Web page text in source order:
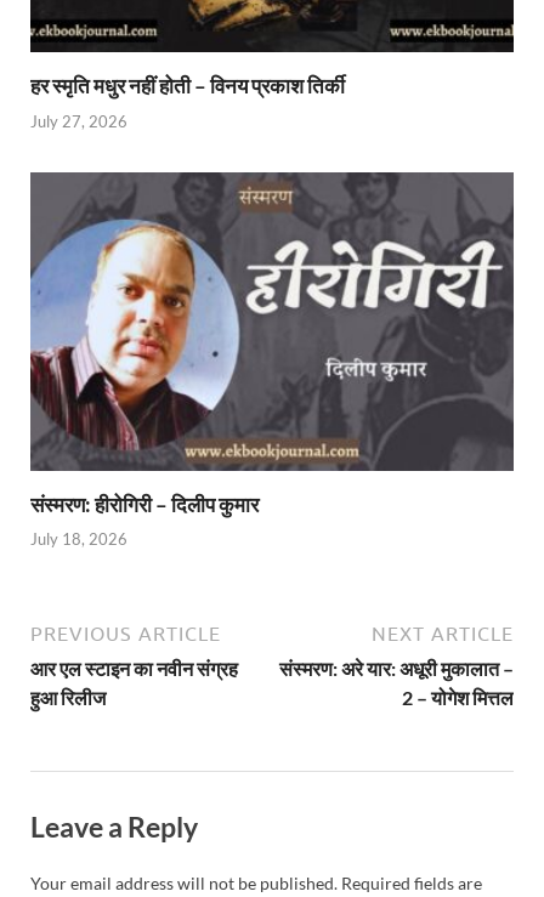
हर स्मृति मधुर नहीं होती – विनय प्रकाश तिर्की
July 27, 2026
संस्मरण: हीरोगिरी – दिलीप कुमार
July 18, 2026
PREVIOUS ARTICLE
आर एल स्टाइन का नवीन संग्रह
हुआ रिलीज
NEXT ARTICLE
संस्मरण: अरे यार: अधूरी मुकालात –
2 – योगेश मित्तल
Leave a Reply
Your email address will not be published. Required fields are